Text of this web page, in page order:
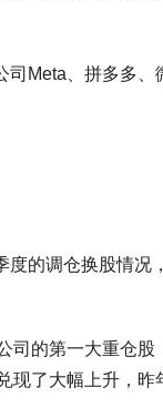
、拼多多、
调仓换股情况，
第一大重仓股
现了大幅上升，